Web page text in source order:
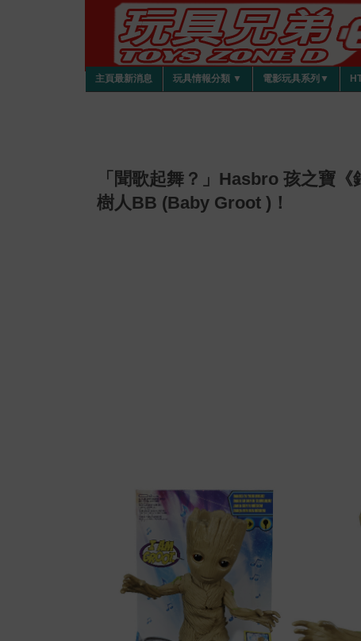
主頁最新消息 玩具情報分類 ▼ 電影玩具系列▼
「聞歌起舞？」Hasbro 孩之寶
樹人BB (Baby Groot )！